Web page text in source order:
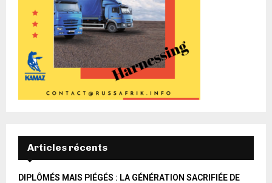
Articles récents
DIPLÔMÉS MAIS PIÉGÉS : LA GÉNÉRATION SACRIFIÉE DE